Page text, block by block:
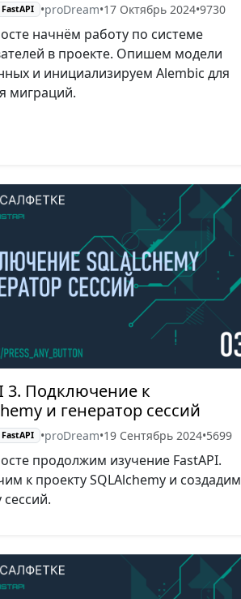
•proDream•17 Октябрь 2024•9730
начнём работу по системе
в проекте. Опишем модели
и инициализируем Alembic для
миграций.
3. Подключение к
и генератор сессий
•proDream•19 Сентябрь 2024•5699
продолжим изучение FastAPI.
к проекту SQLAlchemy и создадим